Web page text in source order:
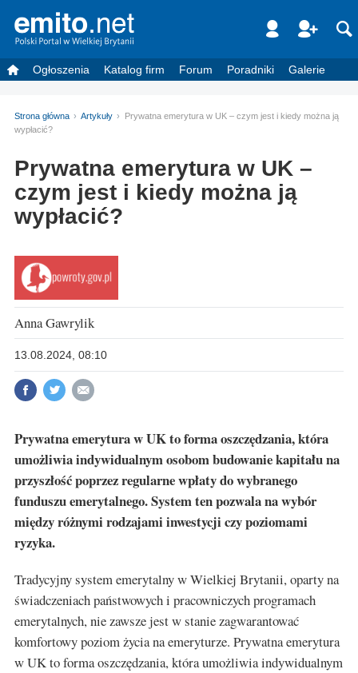
Ogłoszenia Katalog firm Forum Poradniki Galerie
Strona główna Artykuły
Prywatna emerytura w UK – czym jest i kiedy można ją
wypłacić?
Prywatna emerytura w UK –
czym jest i kiedy można ją
wypłacić?
Anna Gawrylik
13.08.2024, 08:10
Prywatna emerytura w UK to forma oszczędzania, która
umożliwia indywidualnym osobom budowanie kapitału na
przyszłość poprzez regularne wpłaty do wybranego
funduszu emerytalnego. System ten pozwala na wybór
między różnymi rodzajami inwestycji czy poziomami
ryzyka.
Tradycyjny system emerytalny w Wielkiej Brytanii, oparty na
świadczeniach państwowych i pracowniczych programach
emerytalnych, nie zawsze jest w stanie zagwarantować
komfortowy poziom życia na emeryturze. Prywatna emerytura
w UK to forma oszczędzania, która umożliwia indywidualnym